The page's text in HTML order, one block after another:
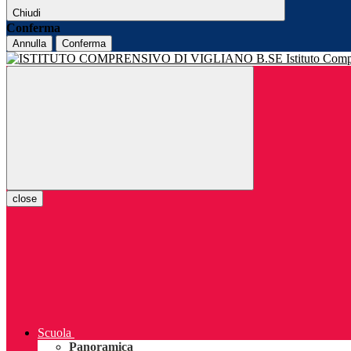
Chiudi
Conferma
Annulla Conferma
Istituto
close
Scuola
Panoramica